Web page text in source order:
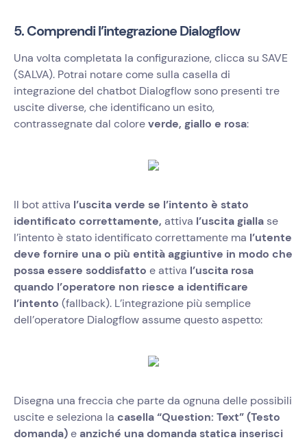
5. Comprendi l’integrazione Dialogflow
Una volta completata la configurazione, clicca su SAVE
(SALVA). Potrai notare come sulla casella di
integrazione del chatbot Dialogflow sono presenti tre
uscite diverse, che identificano un esito,
contrassegnate dal coloreverde, giallo e rosa:
Il bot attiva l’uscita verde se l’intento è stato
identificato correttamente, attiva l’uscita gialla se
l’intento è stato identificato correttamente ma l’utente
deve fornire una o più entità aggiuntive in modo che
possa essere soddisfatto e attiva l’uscita rosa
quando l’operatore non riesce a identificare
l’intento (fallback). L’integrazione più semplice
dell’operatore Dialogflow assume questo aspetto:
Disegna una freccia che parte da ognuna delle possibili
uscite e seleziona la casella “Question: Text” (Testo
domanda)eanziché una domanda statica inserisci